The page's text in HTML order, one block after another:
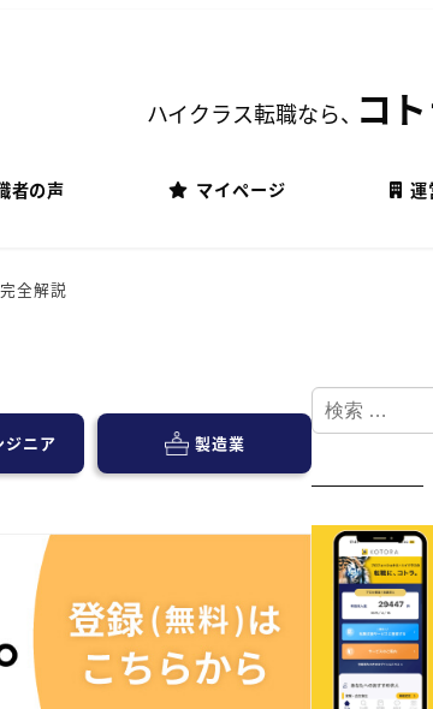
ハイクラス転職なら、コ
者の声 マイページ 運
全解説
ジニア 製造業
検
索